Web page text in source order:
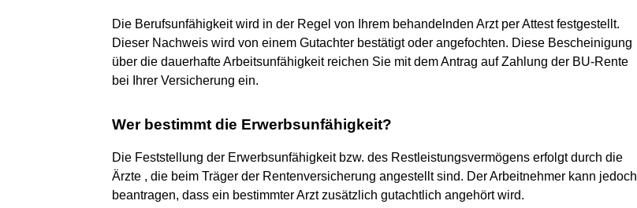
Die Berufsunfähigkeit wird in der Regel von Ihrem behandelnden Arzt per Attest festgestellt.
Dieser Nachweis wird von einem Gutachter bestätigt oder angefochten. Diese Bescheinigung
über die dauerhafte Arbeitsunfähigkeit reichen Sie mit dem Antrag auf Zahlung der BU-Rente
bei Ihrer Versicherung ein.
Wer bestimmt die Erwerbsunfähigkeit?
Die Feststellung der Erwerbsunfähigkeit bzw. des Restleistungsvermögens erfolgt durch die
Ärzte , die beim Träger der Rentenversicherung angestellt sind. Der Arbeitnehmer kann jedoch
beantragen, dass ein bestimmter Arzt zusätzlich gutachtlich angehört wird.